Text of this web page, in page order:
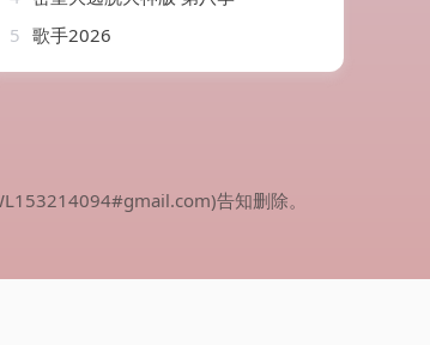
5 歌手2026
告知删除。